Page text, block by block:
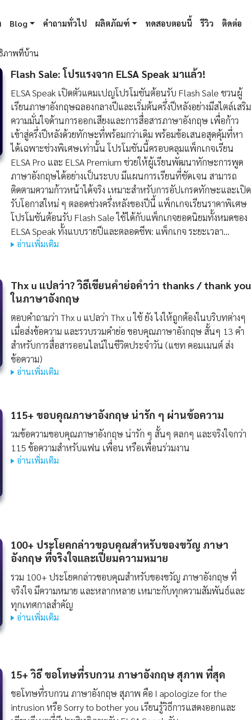
Blog คำถามทั่วไป ผลิตภัณฑ์ ทดสอบตอนนี้ รีวิว ติดต่อ
ภาพที่บ้าน
Flash Sale: โปรแรงจาก ELSA Speak มาแล้ว!
ELSA Speak เปิดตัวแคมเปญโปรโมชันต้อนรับ Flash Sale ชวนผู้
เรียนภาษาอังกฤษฉลองกลางปีและเริ่มต้นครึ่งปีหลังอย่างมีสไตล์เสริม
ความมั่นใจด้านการออกเสียงและการสื่อสารภาษาอังกฤษ เพื่อก้าว
เข้าสู่ครึ่งปีหลังด้วยทักษะที่พร้อมกว่าเดิม พร้อมข้อเสนอสุดคุ้มที่หา
ได้เฉพาะช่วงพิเศษเท่านั้น โปรโมชันนี้ครอบคลุมแพ็กเกจเรียน
ELSA Pro และ ELSA Premium ช่วยให้ผู้เรียนพัฒนาทักษะการพูด
ภาษาอังกฤษได้อย่างเป็นระบบ มีแผนการเรียนที่ชัดเจน สามารถ
ติดตามความก้าวหน้าได้จริง เหมาะสำหรับการอัปเกรดทักษะและเปิด
รับโอกาสใหม่ ๆ ตลอดช่วงครึ่งหลังของปีนี้ แพ็กเกจเรียนราคาพิเศษ
โปรโมชันต้อนรับ Flash Sale ใช้ได้กับแพ็กเกจยอดนิยมทั้งหมดของ
ELSA Speak ทั้งแบบรายปีและตลอดชีพ: แพ็กเกจ ระยะเวลา…
อ่านเพิ่มเติม
Thx u แปลว่า? วิธีเขียนคำย่อคำว่า thanks / thank you
ในภาษาอังกฤษ
ตอบคำถามว่า Thx u แปลว่า Thx u ใช้ ยัง ไงให้ถูกต้องในบริบทต่างๆ
เมื่อส่งข้อความ และรวบรวมคำย่อ ขอบคุณภาษาอังกฤษ สั้นๆ 13 คำ
สำหรับการสื่อสารออนไลน์ในชีวิตประจำวัน (แชท คอมเมนต์ ส่ง
ข้อความ)
อ่านเพิ่มเติม
115+ ขอบคุณภาษาอังกฤษ น่ารัก ๆ ผ่านข้อความ
วมข้อความขอบคุณภาษาอังกฤษ น่ารัก ๆ สั้นๆ ตลกๆ และจริงใจกว่า
115 ข้อความสำหรับแฟน เพื่อน หรือเพื่อนร่วมงาน
อ่านเพิ่มเติม
100+ ประโยคกล่าวขอบคุณสำหรับของขวัญ ภาษา
อังกฤษ ที่จริงใจและเปี่ยมความหมาย
รวม 100+ ประโยคกล่าวขอบคุณสำหรับของขวัญ ภาษาอังกฤษ ที่
จริงใจ มีความหมาย และหลากหลาย เหมาะกับทุกความสัมพันธ์และ
ทุกเทศกาลสำคัญ
อ่านเพิ่มเติม
15+ วิธี ขอโทษที่รบกวน ภาษาอังกฤษ สุภาพ ที่สุด
ขอโทษที่รบกวน ภาษาอังกฤษ สุภาพ คือ I apologize for the
intrusion หรือ Sorry to bother you เรียนรู้วิธีการแสดงออกและ